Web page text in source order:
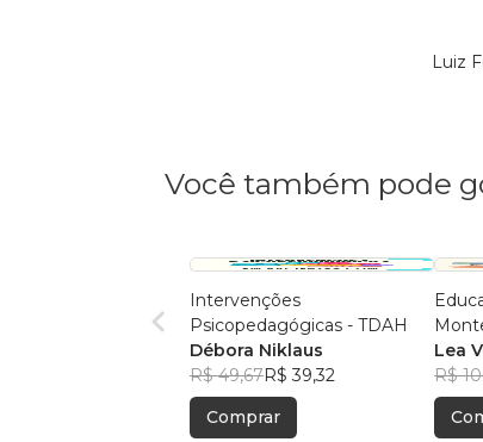
Luiz
Você também pode
Intervenções
Psicopedagógicas - TDAH
Débora Niklaus
R$ 49,67R$ 39,32
Comprar
Lea
R$